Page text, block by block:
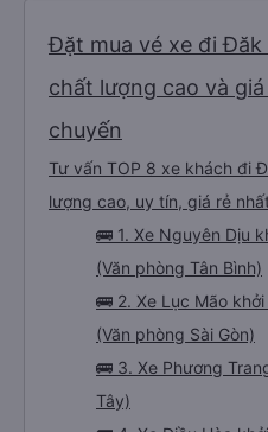
Đặt mua vé xe đi Đăk
chất lượng cao và
chuyến
Tư vấn TOP 8 xe khách đi
lượng cao, uy tín, giá rẻ
🚌 1. Xe Nguyên Dịu
(Văn phòng Tân Bình)
🚌 2. Xe Lục Mão
(Văn phòng Sài Gòn)
🚌 3. Xe Phương
Tây)